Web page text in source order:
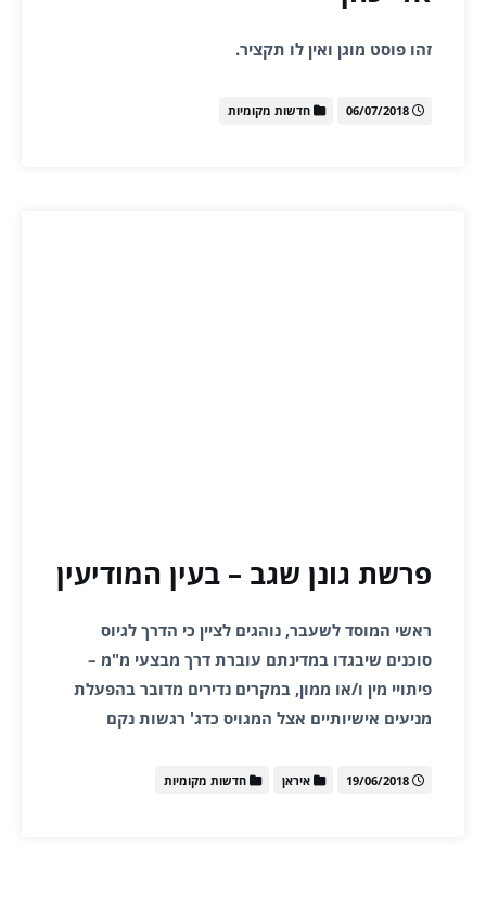
זהו פוסט מוגן ואין לו תקציר.
06/07/2018 חדשות מקומיות
פרשת גונן שגב – בעין המודיעין
ראשי המוסד לשעבר, נוהגים לציין כי הדרך לגיוס
סוכנים שיבגדו במדינתם עוברת דרך מבצעי מ"מ –
פיתויי מין ו/או ממון, במקרים נדירים מדובר בהפעלת
מניעים אישיותיים אצל המגויס כדג' רגשות נקם
19/06/2018 איראן חדשות מקומיות